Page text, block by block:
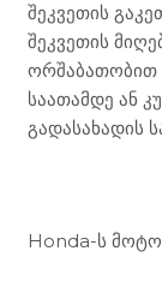
შეკვეთის
შეკვეთის
ორშაბათობით
საათამდე ან
გადასახადის
Honda-ს